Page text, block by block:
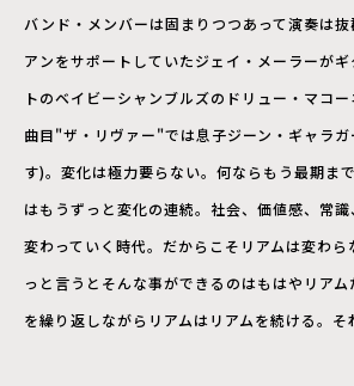
バンド・メンバーは固まりつつあって演奏は
アンをサポートしていたジェイ・メーラーが
トのベイビーシャンブルズのドリュー・マコ
曲目"ザ・リヴァー"では息子ジーン・ギャラガ
す)。変化は極力要らない。何ならもう最期ま
はもうずっと変化の連続。社会、価値感、常
変わっていく時代。だからこそリアムは変わら
っと言うとそんな事ができるのはもはやリア
を繰り返しながらリアムはリアムを続ける。そ